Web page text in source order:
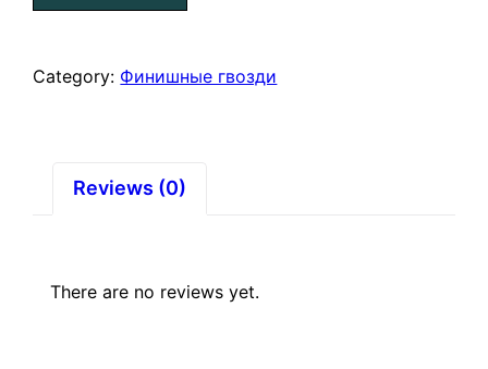
(120)
Category: Финишные гвозди
Reviews (0)
There are no reviews yet.